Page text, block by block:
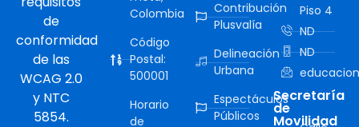
de
conformidad
de las
WCAG 2.0
y NTC
5854.
Colombia
Código
Postal:
500001
Horario
de
Contribución
Plusvalía
Delineación
Urbana
Espectáculos
Públicos
Piso 4
ND
ND
Secretaría
de
Movilidad